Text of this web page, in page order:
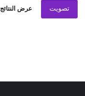
تصويت عرض النتائج